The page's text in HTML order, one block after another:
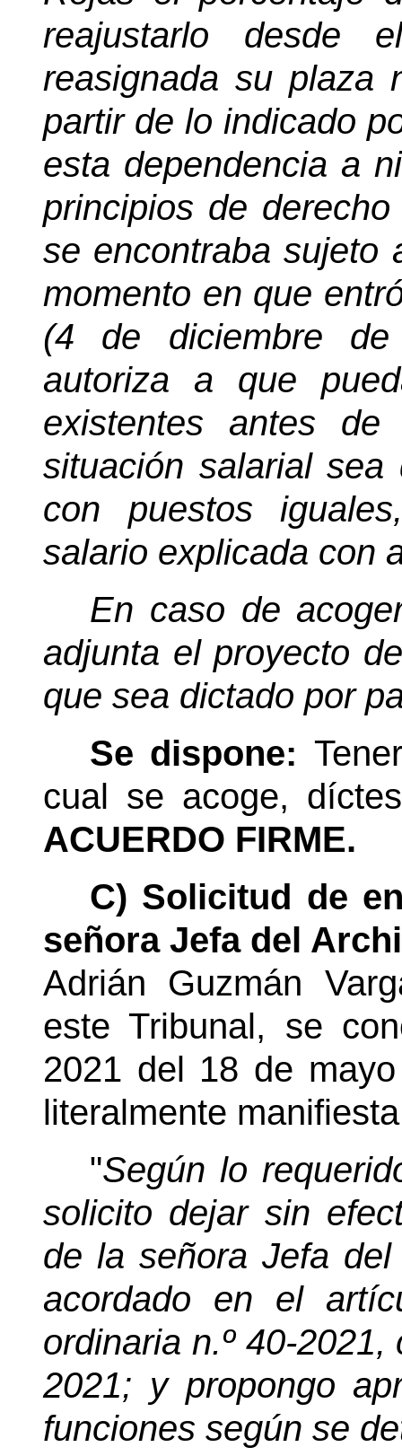
reajustarlo desde
reasignada su plaza
partir de lo indicado
esta dependencia a
principios de
se encontraba sujeto
momento en que
(4 de diciembre
autoriza a que
existentes antes
situación salarial sea
con puestos
salario explicada con
En caso de
adjunta el proyecto
que sea dictado por
Se dispone:
cual se acoge,
ACUERDO FIRME.
C) Solicitud de
señora Jefa del
Adrián Guzmán
este Tribunal, se
2021 del 18 de
literalmente
"Según lo
solicito dejar sin
de la señora Jefa
acordado en el
ordinaria n.º 40-
2021; y propongo
funciones según se